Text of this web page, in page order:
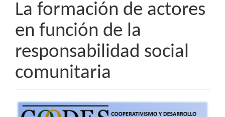
La formación de actores
en función de la
responsabilidad social
comunitaria
Barra